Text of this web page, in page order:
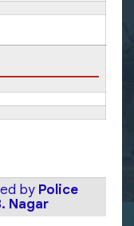
by Police
Nagar